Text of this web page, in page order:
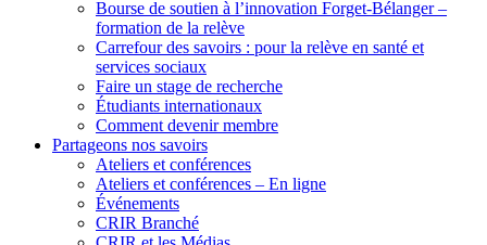
Bourse de soutien à l’innovation Forget-Bélanger –
formation de la relève
Carrefour des savoirs : pour la relève en santé et
services sociaux
Faire un stage de recherche
Étudiants internationaux
Comment devenir membre
Partageons nos savoirs
Ateliers et conférences
Ateliers et conférences – En ligne
Événements
CRIR Branché